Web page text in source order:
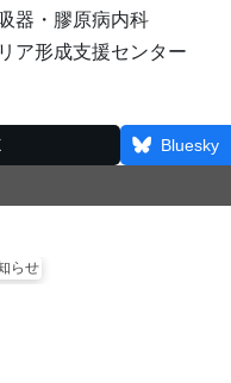
・膠原病内科
形成支援センター
Bluesky
らせ